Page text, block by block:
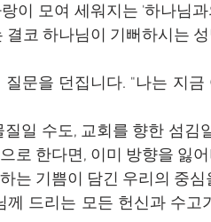
이 모여 세워지는 '하나님
코 하나님이 기뻐하시는
문을 던집니다. "나는 지금
일 수도, 교회를 향한 섬김
로 한다면, 이미 방향을 잃
는 기쁨이 담긴 우리의 중심
드리는 모든 헌신과 수고